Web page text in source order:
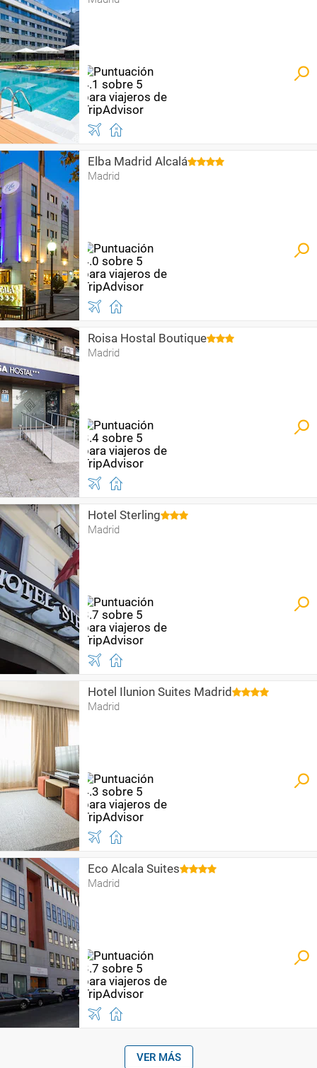
Elba Madrid Alcalá
Madrid
Roisa Hostal Boutique
Madrid
Hotel Sterling
Madrid
Hotel Ilunion Suites Madrid
Madrid
Eco Alcala Suites
Madrid
VER MÁS